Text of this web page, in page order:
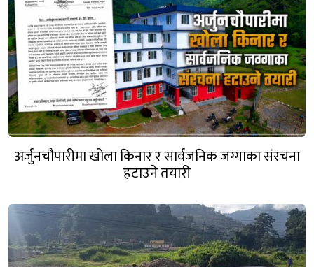
अर्जुनचौपारीमा खोला किनार र सार्वजनिक जग्गाका संरचना
हटाउने तयारी